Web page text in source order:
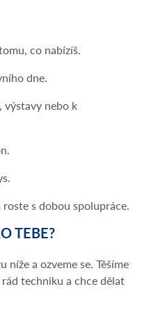
co nabízíš.
dne.
výstavy nebo k
s dobou spolupráce.
TEBE?
a ozveme se. Těšíme
techniku a chce dělat